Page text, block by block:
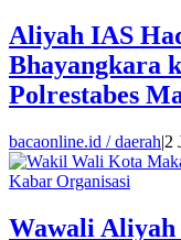
Aliyah IAS
Bhayangkara
Polrestabes
bacaonline.id / daerah|2
Kabar Organisasi
Wawali